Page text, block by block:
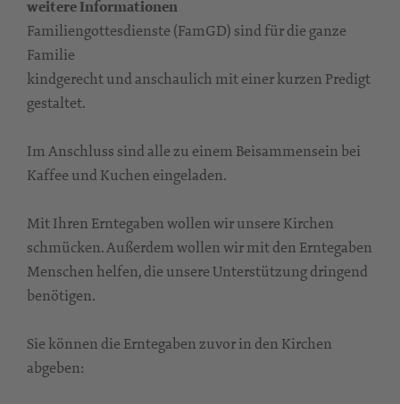
weitere Informationen
Familiengottesdienste (FamGD) sind für die ganze
Familie
kindgerecht und anschaulich mit einer kurzen Predigt
gestaltet.
Im Anschluss sind alle zu einem Beisammensein bei
Kaffee und Kuchen eingeladen.
Mit Ihren Erntegaben wollen wir unsere Kirchen
schmücken. Außerdem wollen wir mit den Erntegaben
Menschen helfen, die unsere Unterstützung dringend
benötigen.
Sie können die Erntegaben zuvor in den Kirchen
abgeben: